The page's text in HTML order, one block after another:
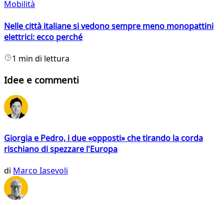
Mobilità
Nelle città italiane si vedono sempre meno monopattini
elettrici: ecco perché
1 min di lettura
Idee e commenti
Giorgia e Pedro, i due «opposti» che tirando la corda
rischiano di spezzare l'Europa
di Marco Iasevoli